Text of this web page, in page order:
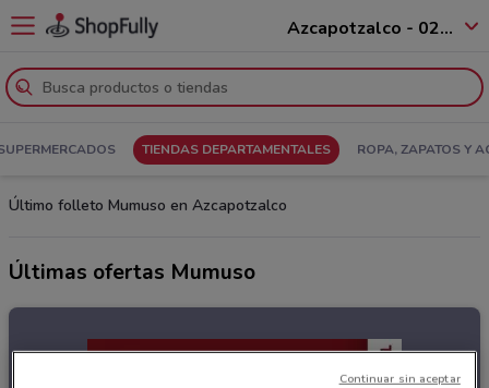
Azcapotzalco - 02010
TIENDAS DEPARTAMENTALES ROPA, ZAPATOS Y
Último folleto Mumuso en Azcapotzalco
Últimas ofertas Mumuso
Continuar sin aceptar